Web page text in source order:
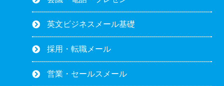
英文ビジネスメール基礎
採用・転職メール
営業・セールスメール